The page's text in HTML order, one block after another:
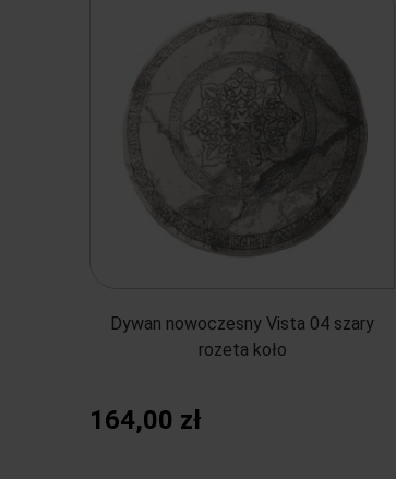
Dywan nowoczesny Vista 04 szary
rozeta koło
164,00 zł